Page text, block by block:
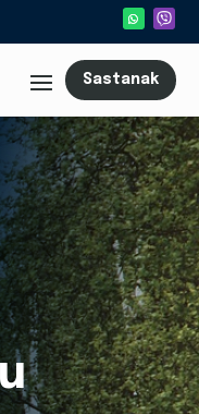
Sastanak